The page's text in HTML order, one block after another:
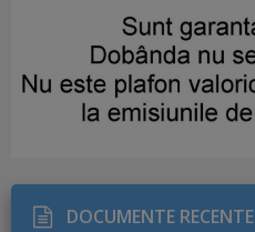
DOCUMENTE RECENTE